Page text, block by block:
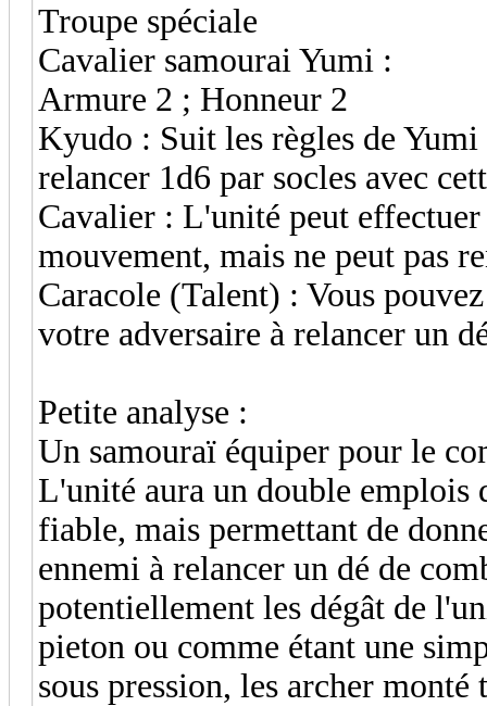
Troupe spéciale
Cavalier samourai Yumi :
Armure 2 ; Honneur 2
Kyudo : Suit les règles de
relancer 1d6 par socles avec
Cavalier : L'unité peut
mouvement, mais ne peut pas
Caracole (Talent) : Vous
votre adversaire à relancer un
Petite analyse :
Un samouraï équiper pour le
L'unité aura un double emplois
fiable, mais permettant de
ennemi à relancer un dé de
potentiellement les dégât de
pieton ou comme étant une
sous pression, les archer